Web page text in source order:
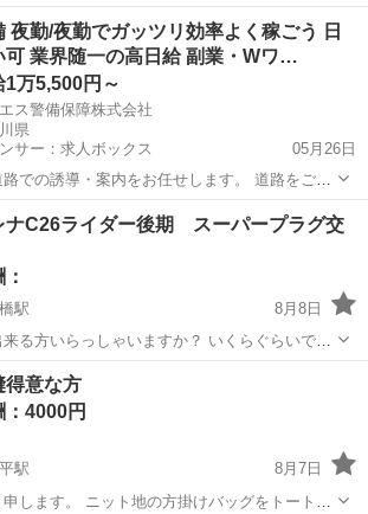
言われてしまい困っております😣 どなたか
ルトお譲りいただけないでしょうか？ どこへ
よろしくお...
堂駅 手伝って/助けて
夜勤/夜勤でガッツリ効率よく稼ごう 日
可 業界随一の高日給 副業・Wワ…
1万5,500円～
ス警備保障株式会社
県
サー：求人ボックス
05月26日
路での誘導・案内をお任せします。 道路をご利
方が安全に安心して通行するために適切に誘
地へは直行直帰OKです! <未経験でも安心!!> 丁
知識を...
ナC26ライダー後期 スーパープラグ交
駅
8月8日
る方いらっしゃいますか？ いくらぐらいで出
。
大師橋駅
得意な方
：4000円
駅
8月7日
します。 ニット地の方掛けバッグをトート風